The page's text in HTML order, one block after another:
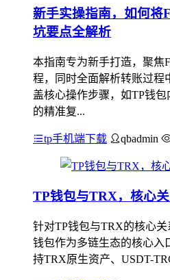
新手实操指南，如何
坑要点全解析
本指南专为新手打造，聚焦
程，同时全面解析转账过程
盖核心操作步骤，如TP钱
的精准复...
tp手机端下载 qbadmin
TP钱包与TRX，核心
针对TP钱包与TRX的核心
钱包作为多链生态的核心入
持TRX原生资产、USDT-